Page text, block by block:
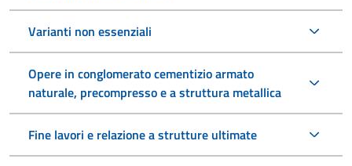
Varianti non essenziali
Opere in conglomerato cementizio armato
naturale, precompresso e a struttura metallica
Fine lavori e relazione a strutture ultimate